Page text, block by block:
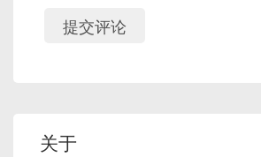
提交评论
关于